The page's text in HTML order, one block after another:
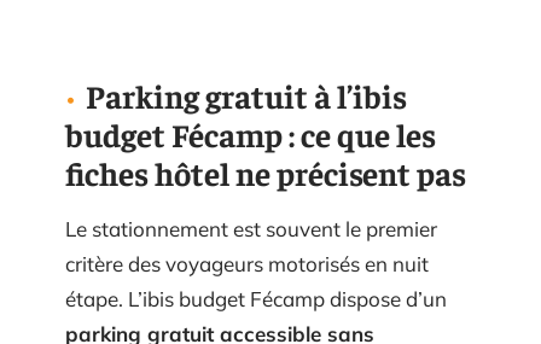
Parking gratuit à l’ibis
budget Fécamp : ce que les
fiches hôtel ne précisent pas
Le stationnement est souvent le premier
critère des voyageurs motorisés en nuit
étape. L’ibis budget Fécamp dispose d’un
parking gratuit accessible sans